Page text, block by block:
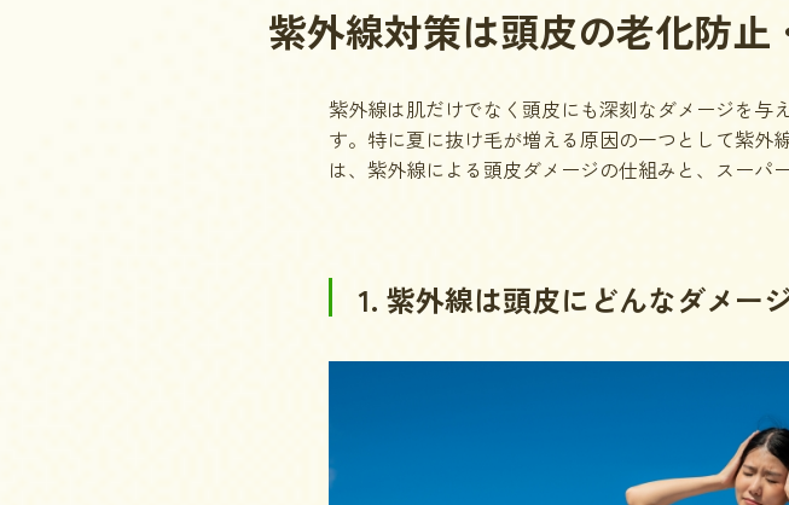
紫外線対策は頭皮の老化防止
紫外線は肌だけでなく頭皮にも深刻なダメージを与
す。特に夏に抜け毛が増える原因の一つとして紫
は、紫外線による頭皮ダメージの仕組みと、スーパ
1. 紫外線は頭皮にどんなダメー